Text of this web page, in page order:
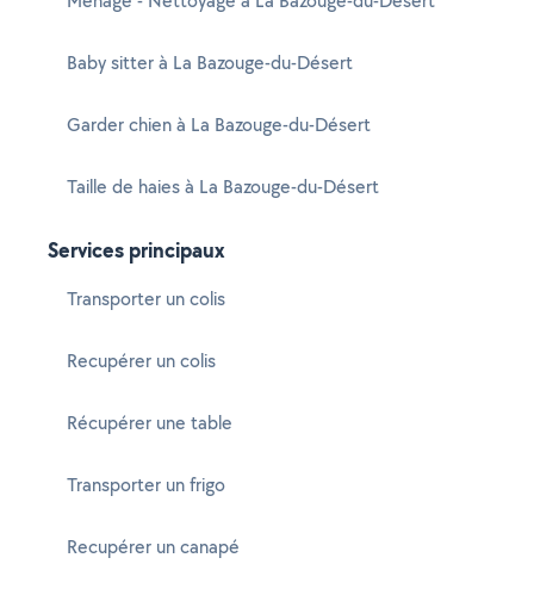
Baby sitter à La Bazouge-du-Désert
Garder chien à La Bazouge-du-Désert
Taille de haies à La Bazouge-du-Désert
Services principaux
Transporter un colis
Recupérer un colis
Récupérer une table
Transporter un frigo
Recupérer un canapé